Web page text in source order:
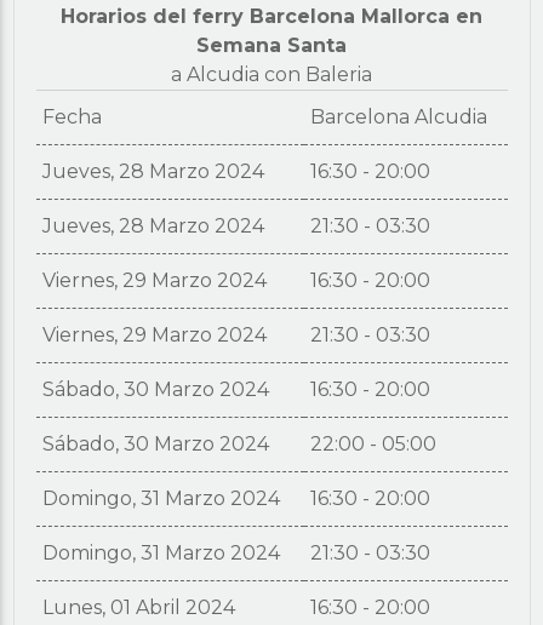
Horarios del ferry Barcelona Mallorca en
Semana Santa
a Alcudia con Baleria
Fecha
Barcelona Alcudia
Jueves, 28 Marzo 2024 16:30 - 20:00
Jueves, 28 Marzo 2024 21:30 - 03:30
Viernes, 29 Marzo 2024 16:30 - 20:00
Viernes, 29 Marzo 2024 21:30 - 03:30
Sábado, 30 Marzo 2024 16:30 - 20:00
Sábado, 30 Marzo 2024 22:00 - 05:00
Domingo, 31 Marzo 2024 16:30 - 20:00
Domingo, 31 Marzo 2024 21:30 - 03:30
Lunes, 01 Abril 2024 16:30 - 20:00